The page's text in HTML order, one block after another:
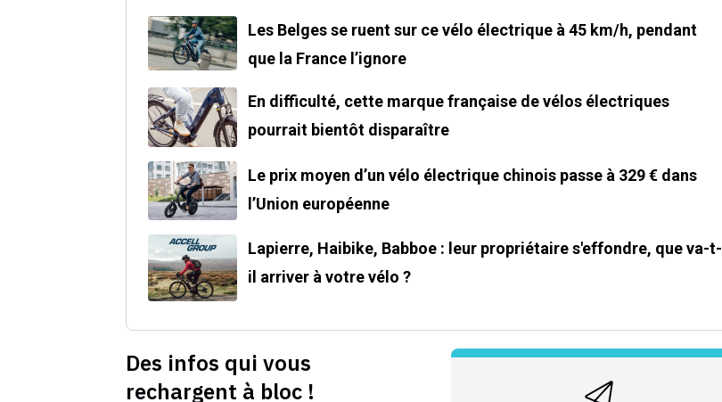
Les Belges se ruent sur ce vélo électrique à 45 km/h, pendant
que la France l’ignore
En difficulté, cette marque française de vélos électriques
pourrait bientôt disparaître
Le prix moyen d’un vélo électrique chinois passe à 329 € dans
l’Union européenne
Lapierre, Haibike, Babboe : leur propriétaire s'effondre, que va-t-
il arriver à votre vélo ?
Des infos qui vous
rechargent à bloc !